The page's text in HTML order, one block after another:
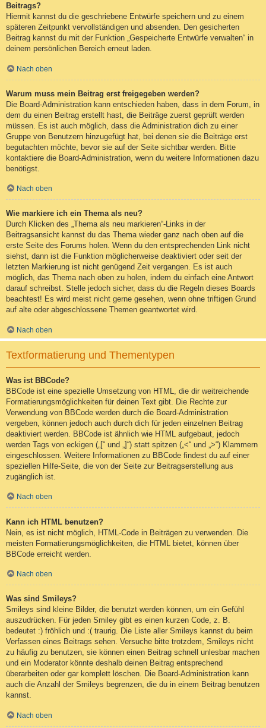
Beitrags?
Hiermit kannst du die geschriebene Entwürfe speichern und zu einem
späteren Zeitpunkt vervollständigen und absenden. Den gesicherten
Beitrag kannst du mit der Funktion „Gespeicherte Entwürfe verwalten“ in
deinem persönlichen Bereich erneut laden.
Nach oben
Warum muss mein Beitrag erst freigegeben werden?
Die Board-Administration kann entschieden haben, dass in dem Forum, in
dem du einen Beitrag erstellt hast, die Beiträge zuerst geprüft werden
müssen. Es ist auch möglich, dass die Administration dich zu einer
Gruppe von Benutzern hinzugefügt hat, bei denen sie die Beiträge erst
begutachten möchte, bevor sie auf der Seite sichtbar werden. Bitte
kontaktiere die Board-Administration, wenn du weitere Informationen dazu
benötigst.
Nach oben
Wie markiere ich ein Thema als neu?
Durch Klicken des „Thema als neu markieren“-Links in der
Beitragsansicht kannst du das Thema wieder ganz nach oben auf die
erste Seite des Forums holen. Wenn du den entsprechenden Link nicht
siehst, dann ist die Funktion möglicherweise deaktiviert oder seit der
letzten Markierung ist nicht genügend Zeit vergangen. Es ist auch
möglich, das Thema nach oben zu holen, indem du einfach eine Antwort
darauf schreibst. Stelle jedoch sicher, dass du die Regeln dieses Boards
beachtest! Es wird meist nicht gerne gesehen, wenn ohne triftigen Grund
auf alte oder abgeschlossene Themen geantwortet wird.
Nach oben
Textformatierung und Thementypen
Was ist BBCode?
BBCode ist eine spezielle Umsetzung von HTML, die dir weitreichende
Formatierungsmöglichkeiten für deinen Text gibt. Die Rechte zur
Verwendung von BBCode werden durch die Board-Administration
vergeben, können jedoch auch durch dich für jeden einzelnen Beitrag
deaktiviert werden. BBCode ist ähnlich wie HTML aufgebaut, jedoch
werden Tags von eckigen („[“ und „]“) statt spitzen („<“ und „>“) Klammern
eingeschlossen. Weitere Informationen zu BBCode findest du auf einer
speziellen Hilfe-Seite, die von der Seite zur Beitragserstellung aus
zugänglich ist.
Nach oben
Kann ich HTML benutzen?
Nein, es ist nicht möglich, HTML-Code in Beiträgen zu verwenden. Die
meisten Formatierungsmöglichkeiten, die HTML bietet, können über
BBCode erreicht werden.
Nach oben
Was sind Smileys?
Smileys sind kleine Bilder, die benutzt werden können, um ein Gefühl
auszudrücken. Für jeden Smiley gibt es einen kurzen Code, z. B.
bedeutet :) fröhlich und :( traurig. Die Liste aller Smileys kannst du beim
Verfassen eines Beitrags sehen. Versuche bitte trotzdem, Smileys nicht
zu häufig zu benutzen, sie können einen Beitrag schnell unlesbar machen
und ein Moderator könnte deshalb deinen Beitrag entsprechend
überarbeiten oder gar komplett löschen. Die Board-Administration kann
auch die Anzahl der Smileys begrenzen, die du in einem Beitrag benutzen
kannst.
Nach oben